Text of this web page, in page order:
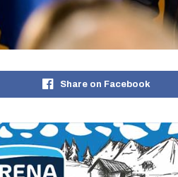
Share on Facebook